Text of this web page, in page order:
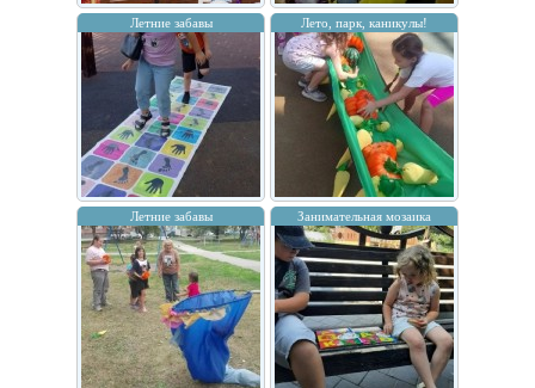
Летние забавы Лето, парк, каникулы!
Летние забавы Занимательная мозаика